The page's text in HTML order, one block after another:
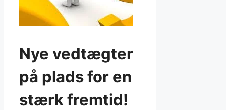
Nye vedtægter
på plads for en
stærk fremtid!